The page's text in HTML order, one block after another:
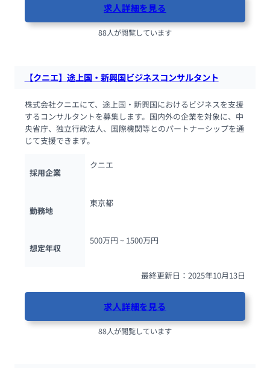
求人詳細を見る
88人が閲覧しています
【クニエ】途上国・新興国ビジネスコンサルタント
株式会社クニエにて、途上国・新興国におけるビジネスを支援
するコンサルタントを募集します。国内外の企業を対象に、中
央省庁、独立行政法人、国際機関等とのパートナーシップを通
じて支援できます。
採用企業
クニエ
勤務地
東京都
想定年収
500万円 ~ 1500万円
最終更新日：2025年10月13日
求人詳細を見る
88人が閲覧しています